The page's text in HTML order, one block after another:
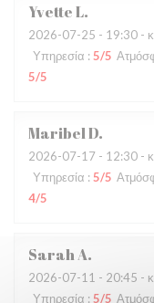
YvetteL
2026-07-25 - 19:30 -
Υπηρεσία : 5/5
5/5
MaribelD
2026-07-17 - 12:30 -
Υπηρεσία : 5/5
4/5
SarahA
2026-07-11 - 20:45 -
Υπηρεσία : 5/5